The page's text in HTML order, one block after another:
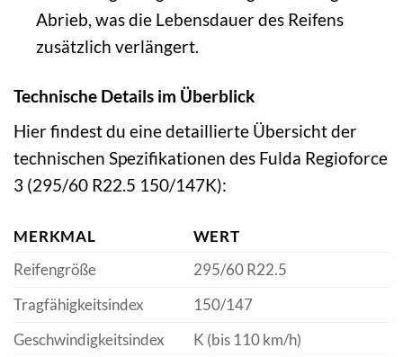
Abrieb, was die Lebensdauer des Reifens
zusätzlich verlängert.
Technische Details im Überblick
Hier findest du eine detaillierte Übersicht der
technischen Spezifikationen des Fulda Regioforce
3 (295/60 R22.5 150/147K):
MERKMAL
WERT
Reifengröße
295/60 R22.5
Tragfähigkeitsindex
150/147
Geschwindigkeitsindex
K (bis 110 km/h)